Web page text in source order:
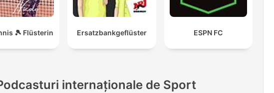
života
🎾 Flüsterin Ersatzbankgeflüster ESPN FC
internaționale de Sport